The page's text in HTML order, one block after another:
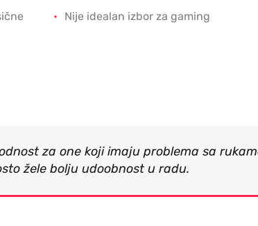
Nije idealan izbor za gaming
za one koji imaju problema sa
žele bolju udoobnost u radu.